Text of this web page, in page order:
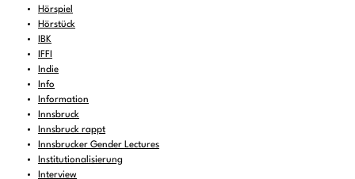
Hörspiel
Hörstück
IBK
IFFI
Indie
Info
Information
Innsbruck
Innsbruck rappt
Innsbrucker Gender Lectures
Institutionalisierung
Interview